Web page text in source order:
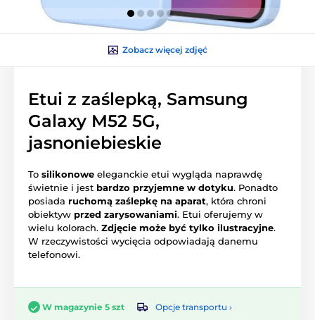
Zobacz więcej zdjęć
Etui z zaślepką, Samsung
Galaxy M52 5G,
jasnoniebieskie
To silikonowe eleganckie etui wygląda naprawdę
świetnie i jest bardzo przyjemne w dotyku. Ponadto
posiada ruchomą zaślepkę na aparat, która chroni
obiektyw przed zarysowaniami. Etui oferujemy w
wielu kolorach. Zdjęcie może być tylko ilustracyjne.
W rzeczywistości wycięcia odpowiadają danemu
telefonowi.
W magazynie 5 szt
Opcje transportu ›